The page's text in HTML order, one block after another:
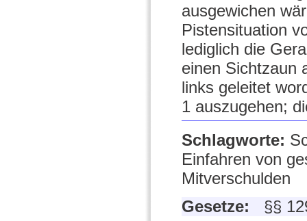
ausgewichen
Pistensituation
lediglich die
einen Sichtzaun
links geleitet
1 auszugehen;
Schlagworte:
Einfahren von
Mitverschulden
Gesetze:
§§